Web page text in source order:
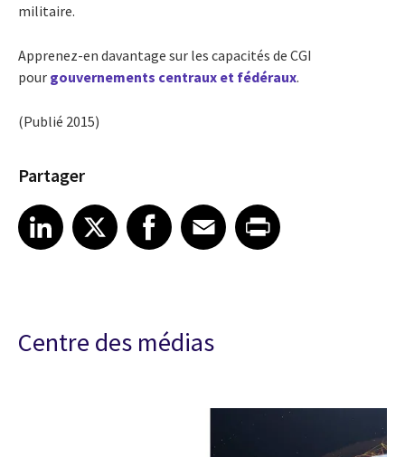
militaire.
Apprenez-en davantage sur les capacités de CGI
pour gouvernements centraux et fédéraux.
(Publié 2015)
Partager
Share article on LinkedIn
LinkedIn
Share article on XShare article on Facebook
Facebook
Share article on Email
EmailShare article on Print
Centre des médias